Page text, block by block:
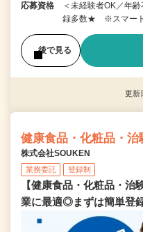
応募資格
＜未経験者OK／年
録多数★ ※スマート
後で見る
更新
健康食品・化粧品・治
株式会社SOUKEN
業務委託 登録制
【健康食品・化粧品・治
業に最適◎まずは簡単登